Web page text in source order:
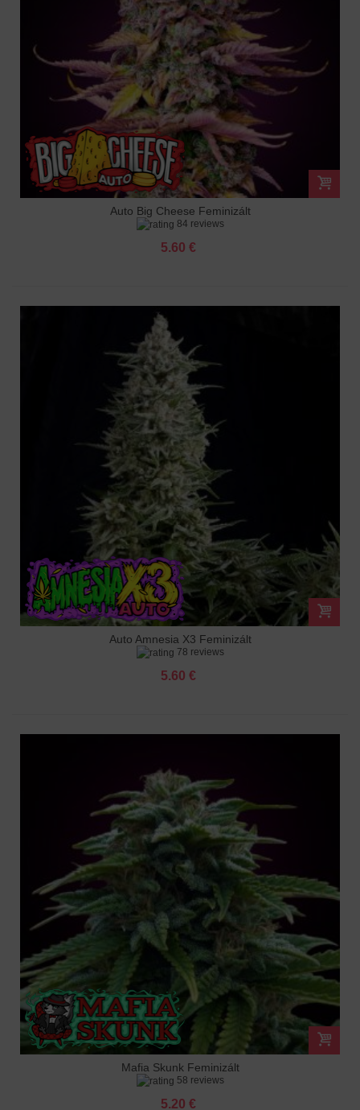
Auto Big Cheese Feminizált
84 reviews
5.60 €
Auto Amnesia X3 Feminizált
78 reviews
5.60 €
Mafia Skunk Feminizált
58 reviews
5.20 €